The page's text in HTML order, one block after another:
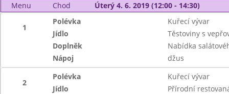
Menu
Chod Úterý 4. 6. 2019 (12:00 - 14:30)
1
Polévka
Kuřecí vývar
Jídlo
Těstoviny s
Doplněk
Nabídka
Nápoj
džus
2
Polévka
Kuřecí vývar
Jídlo
Přírodní